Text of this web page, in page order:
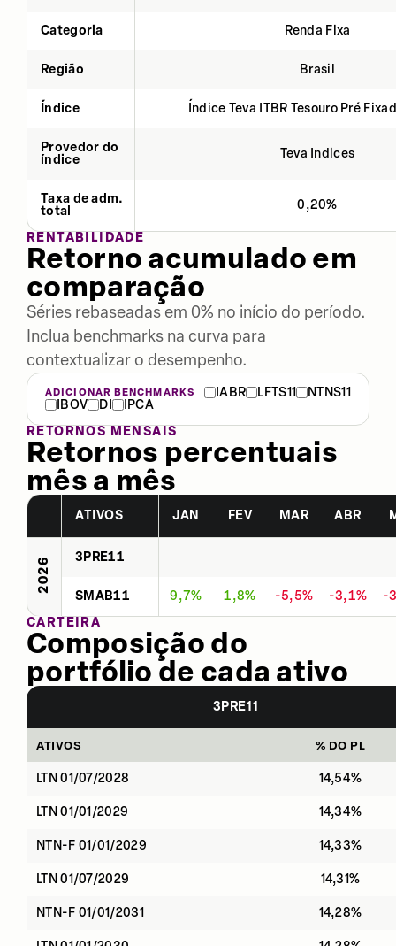
Categoria Renda Fixa
Região Brasil
Índice Índice Teva ITBR Tesouro Pré
Provedor do
índice
Teva Indices
Taxa de adm.
total
0,20%
RENTABILIDADE
Retorno acumulado em
comparação
Séries rebaseadas em 0% no início do período.
Inclua benchmarks na curva para
contextualizar o desempenho.
ADICIONAR BENCHMARKS IABR LFTS11
NTNS11
IBOV
DI
IPCA
RETORNOS MENSAIS
Retornos percentuais
mês a mês
ATIVOS JAN FEV MAR ABR
2026 3PRE11
SMAB11 9,7% 1,8% -5,5% -3,1%
-
CARTEIRA
Composição do
portfólio de cada ativo
3PRE11
ATIVOS % DO PL
LTN 01/07/2028 14,54%
LTN 01/01/2029 14,34%
NTN-F 01/01/2029 14,33%
LTN 01/07/2029 14,31%
NTN-F 01/01/2031 14,28%